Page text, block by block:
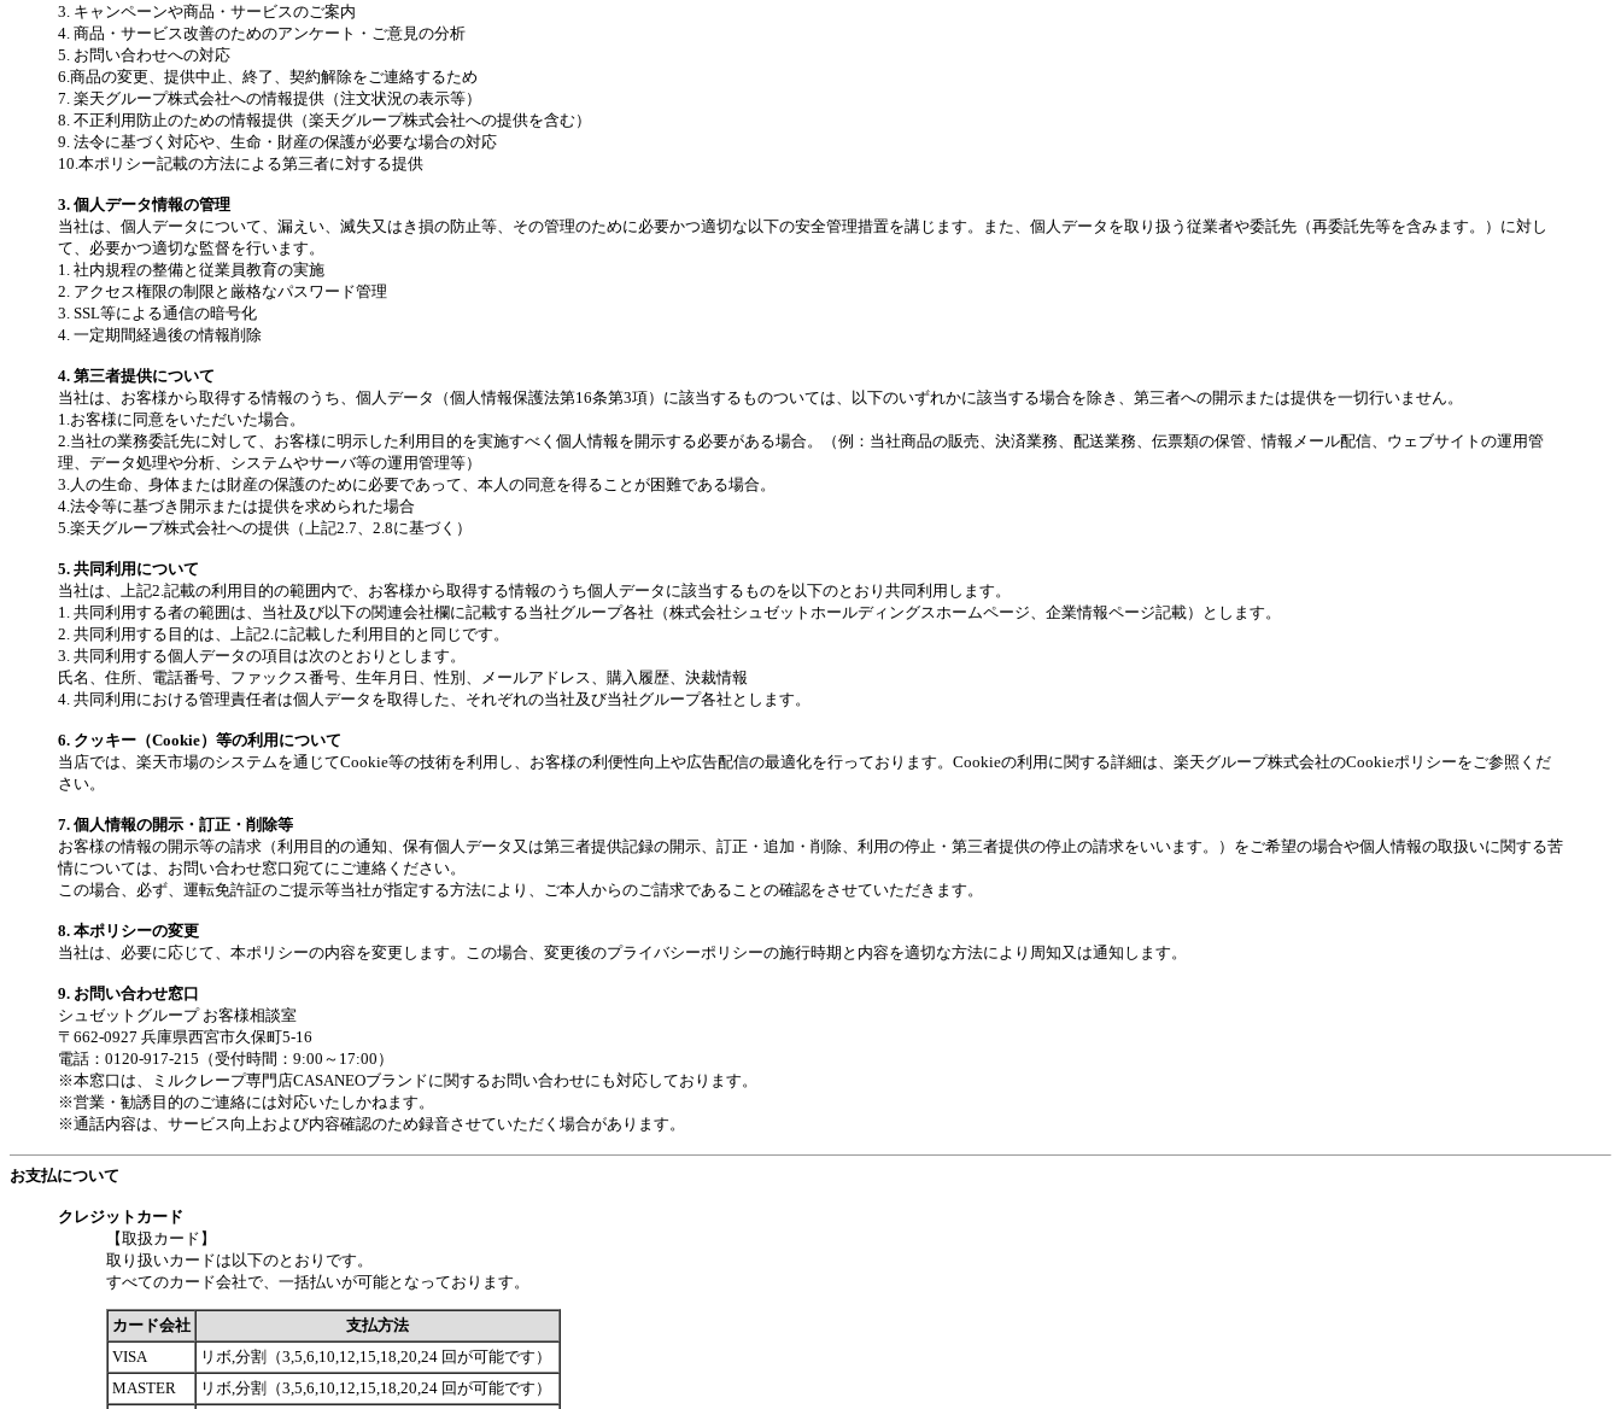
3. キャンペーンや商品・サービスのご案内
4. 商品・サービス改善のためのアンケート・ご意見の分析
5. お問い合わせへの対応
6.商品の変更、提供中止、終了、契約解除をご連絡するため
7. 楽天グループ株式会社への情報提供（注文状況の表示等）
8. 不正利用防止のための情報提供（楽天グループ株式会社への提供を含む）
9. 法令に基づく対応や、生命・財産の保護が必要な場合の対応
10.本ポリシー記載の方法による第三者に対する提供
3. 個人データ情報の管理
当社は、個人データについて、漏えい、滅失又はき損の防止等、その管理のために必要かつ適切な以下の安全管理措置を講じます。また、個人データを取り扱う従業者や委託先（再委託先等を含みます。）に対し
て、必要かつ適切な監督を行います。
1. 社内規程の整備と従業員教育の実施
2. アクセス権限の制限と厳格なパスワード管理
3. SSL等による通信の暗号化
4. 一定期間経過後の情報削除
4. 第三者提供について
当社は、お客様から取得する情報のうち、個人データ（個人情報保護法第16条第3項）に該当するものついては、以下のいずれかに該当する場合を除き、第三者への開示または提供を一切行いません。
1.お客様に同意をいただいた場合。
2.当社の業務委託先に対して、お客様に明示した利用目的を実施すべく個人情報を開示する必要がある場合。（例：当社商品の販売、決済業務、配送業務、伝票類の保管、情報メール配信、ウェブサイトの運用管
理、データ処理や分析、システムやサーバ等の運用管理等）
3.人の生命、身体または財産の保護のために必要であって、本人の同意を得ることが困難である場合。
4.法令等に基づき開示または提供を求められた場合
5.楽天グループ株式会社への提供（上記2.7、2.8に基づく）
5. 共同利用について
当社は、上記2.記載の利用目的の範囲内で、お客様から取得する情報のうち個人データに該当するものを以下のとおり共同利用します。
1. 共同利用する者の範囲は、当社及び以下の関連会社欄に記載する当社グループ各社（株式会社シュゼットホールディングスホームページ、企業情報ページ記載）とします。
2. 共同利用する目的は、上記2.に記載した利用目的と同じです。
3. 共同利用する個人データの項目は次のとおりとします。
氏名、住所、電話番号、ファックス番号、生年月日、性別、メールアドレス、購入履歴、決裁情報
4. 共同利用における管理責任者は個人データを取得した、それぞれの当社及び当社グループ各社とします。
6. クッキー（Cookie）等の利用について
当店では、楽天市場のシステムを通じてCookie等の技術を利用し、お客様の利便性向上や広告配信の最適化を行っております。Cookieの利用に関する詳細は、楽天グループ株式会社のCookieポリシーをご参照くだ
さい。
7. 個人情報の開示・訂正・削除等
お客様の情報の開示等の請求（利用目的の通知、保有個人データ又は第三者提供記録の開示、訂正・追加・削除、利用の停止・第三者提供の停止の請求をいいます。）をご希望の場合や個人情報の取扱いに関する苦
情については、お問い合わせ窓口宛てにご連絡ください。
この場合、必ず、運転免許証のご提示等当社が指定する方法により、ご本人からのご請求であることの確認をさせていただきます。
8. 本ポリシーの変更
当社は、必要に応じて、本ポリシーの内容を変更します。この場合、変更後のプライバシーポリシーの施行時期と内容を適切な方法により周知又は通知します。
9. お問い合わせ窓口
シュゼットグループ お客様相談室
〒662-0927 兵庫県西宮市久保町5-16
電話：0120-917-215（受付時間：9:00～17:00）
※本窓口は、ミルクレープ専門店CASANEOブランドに関するお問い合わせにも対応しております。
※営業・勧誘目的のご連絡には対応いたしかねます。
※通話内容は、サービス向上および内容確認のため録音させていただく場合があります。
お支払について
クレジットカード
【取扱カード】
取り扱いカードは以下のとおりです。
すべてのカード会社で、一括払いが可能となっております。
カード会社
支払方法
VISA
リボ,分割（3,5,6,10,12,15,18,20,24 回が可能です）
MASTER
リボ,分割（3,5,6,10,12,15,18,20,24 回が可能です）